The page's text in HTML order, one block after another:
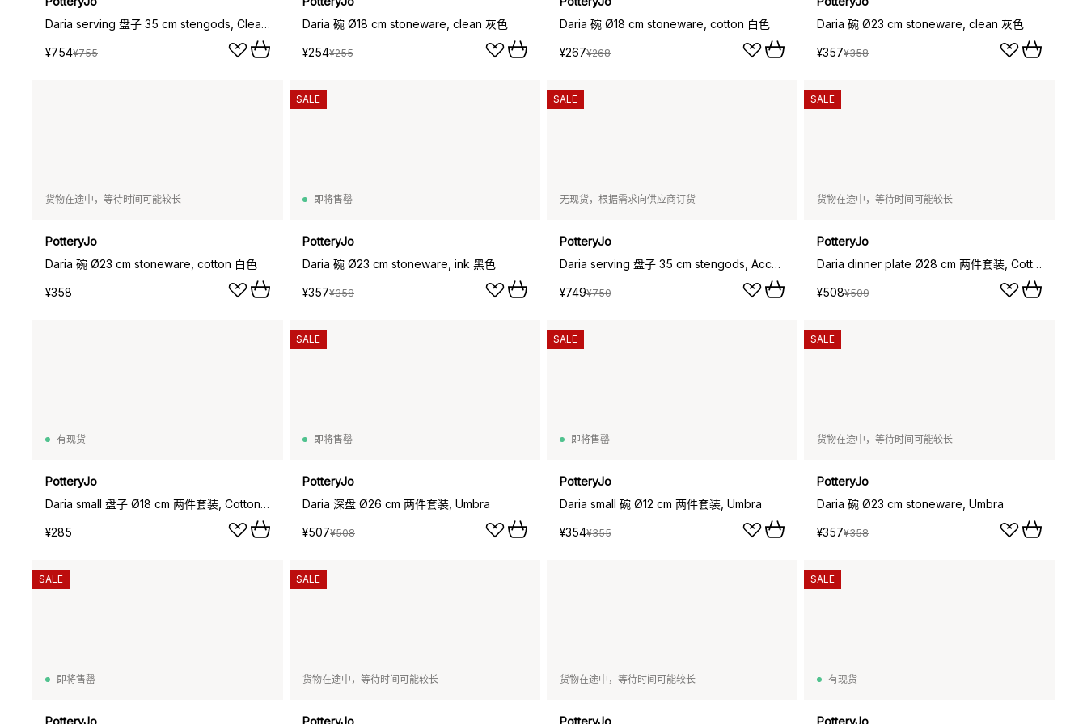
Daria serving 盘子 35 cm stengods, Clean 灰色
¥754¥755
Daria 碗 Ø18 cm stoneware, clean 灰色
¥254¥255
Daria 碗 Ø18 cm stoneware, cotton 白色
¥267¥268
Daria 碗 Ø23 cm stoneware, clean 灰色
¥357¥358
货物在途中，等待时间可能较长
PotteryJo
Daria 碗 Ø23 cm stoneware, cotton 白色
¥358
即将售罄
PotteryJo
Daria 碗 Ø23 cm stoneware, ink 黑色
¥357¥358
SALE
无现货，根据需求向供应商订货
PotteryJo
Daria serving 盘子 35 cm stengods, Accolade
¥749¥750
SALE
货物在途中，等待时间可能较长
PotteryJo
Daria dinner plate Ø28 cm 两件套装, Cotton 白色 shiny
¥508¥509
SALE
有现货
PotteryJo
Daria small 盘子 Ø18 cm 两件套装, Cotton 白色 shiny
¥285
即将售罄
PotteryJo
Daria 深盘 Ø26 cm 两件套装, Umbra
¥507¥508
SALE
即将售罄
PotteryJo
Daria small 碗 Ø12 cm 两件套装, Umbra
¥354¥355
SALE
货物在途中，等待时间可能较长
PotteryJo
Daria 碗 Ø23 cm stoneware, Umbra
¥357¥358
SALE
即将售罄
PotteryJo
SALE
货物在途中，等待时间可能较长
PotteryJo
SALE
货物在途中，等待时间可能较长
PotteryJo
有现货
PotteryJo
SALE